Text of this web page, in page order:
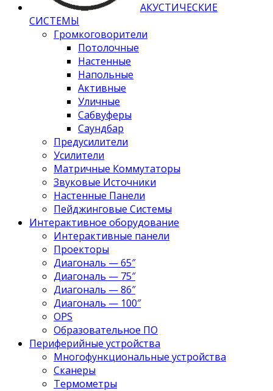
АКУСТИЧЕСКИЕ
СИСТЕМЫ
Громкоговорители
Потолочные
Настенные
Напольные
Активные
Уличные
Сабвуферы
Саундбар
Предусилители
Усилители
Матричные Коммутаторы
Звуковые Источники
Настенные Панели
Пейджинговые Системы
Интерактивное оборудование
Интерактивные панели
Проекторы
Диагональ — 65″
Диагональ — 75″
Диагональ — 86″
Диагональ — 100″
OPS
Образовательное ПО
Периферийные устройства
Многофункциональные устройства
Сканеры
Термометры